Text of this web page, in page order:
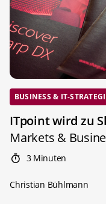
BUSINESS & IT-
ITpoint wird zu
Markets &
3 Minuten
Christian Bühlmann